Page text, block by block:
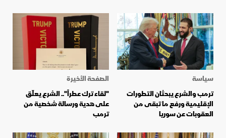
سياسة
ترمب والشرع يبحثان التطورات
الإقليمية ورفع ما تبقى من
العقوبات عن سوريا
الصفحة الأخيرة
"لقاء ترك عطراً".. الشرع يعلّق
على هدية ورسالة شخصية من
ترمب